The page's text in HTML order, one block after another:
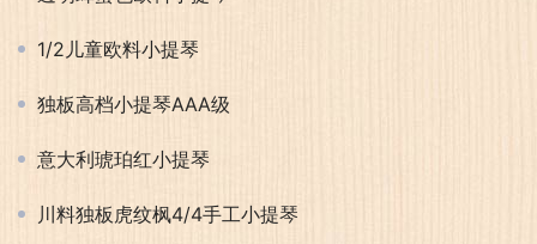
1/2儿童欧料小提琴
独板高档小提琴AAA级
意大利琥珀红小提琴
川料独板虎纹枫4/4手工小提琴